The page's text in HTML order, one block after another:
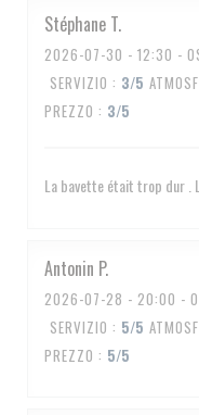
Stéphane T
2026-07-30 - 12:30 -
SERVIZIO : 3/5
PREZZO : 3/5
La bavette était trop dur .
Antonin P
2026-07-28 - 20:00 -
SERVIZIO : 5/5
PREZZO : 5/5